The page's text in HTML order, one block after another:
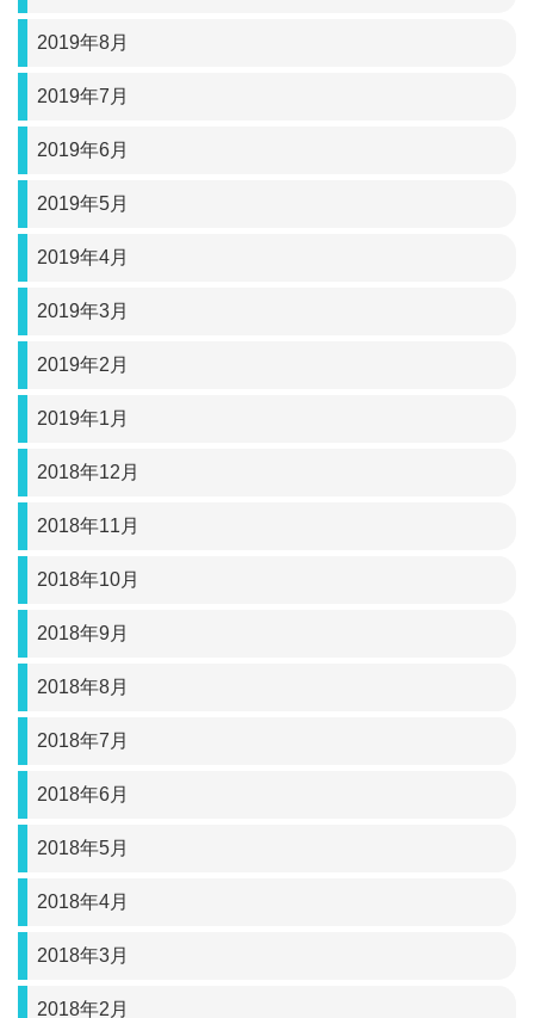
2019年8月
2019年7月
2019年6月
2019年5月
2019年4月
2019年3月
2019年2月
2019年1月
2018年12月
2018年11月
2018年10月
2018年9月
2018年8月
2018年7月
2018年6月
2018年5月
2018年4月
2018年3月
2018年2月